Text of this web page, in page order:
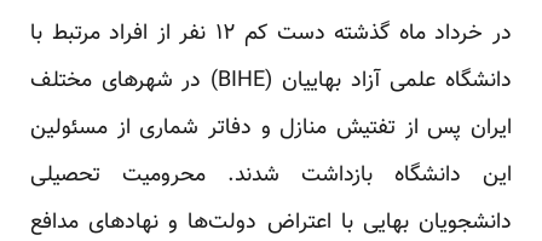
در خرداد ماه گذشته دست کم ۱۲ نفر از افراد مرتبط با
دانشگاه علمی آزاد بهاییان (BIHE) در شهرهای مختلف
ایران پس از تفتیش منازل و دفا‌تر شماری از مسئولین
این دانشگاه بازداشت شدند. محرومیت تحصیلی
دانشجویان بهایی با اعتراض دولت‌ها و نهادهای مدافع